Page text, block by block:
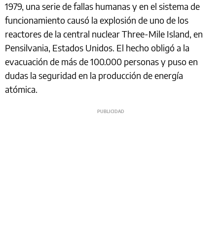
1979, una serie de fallas humanas y en el sistema de
funcionamiento causó la explosión de uno de los
reactores de la central nuclear Three-Mile Island, en
Pensilvania, Estados Unidos. El hecho obligó a la
evacuación de más de 100.000 personas y puso en
dudas la seguridad en la producción de energía
atómica.